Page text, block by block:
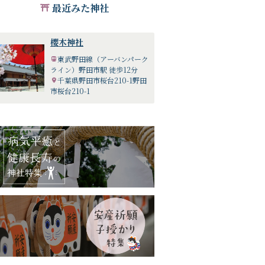
最近みた神社
櫻木神社
東武野田線（アーバンパーク
ライン）野田市駅 徒歩12分
千葉県野田市桜台210-1野田
市桜台210-1